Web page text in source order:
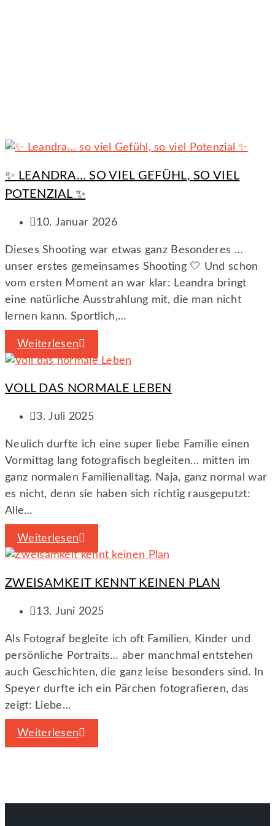
✨ LEANDRA… SO VIEL GEFÜHL, SO VIEL
POTENZIAL ✨
10. Januar 2026
Dieses Shooting war etwas ganz Besonderes …
unser erstes gemeinsames Shooting 🤍 Und schon
vom ersten Moment an war klar: Leandra bringt
eine natürliche Ausstrahlung mit, die man nicht
lernen kann. Sportlich,…
Weiterlesen
VOLL DAS NORMALE LEBEN
3. Juli 2025
Neulich durfte ich eine super liebe Familie einen
Vormittag lang fotografisch begleiten… mitten im
ganz normalen Familienalltag. Naja, ganz normal war
es nicht, denn sie haben sich richtig rausgeputzt:
Alle…
Weiterlesen
ZWEISAMKEIT KENNT KEINEN PLAN
13. Juni 2025
Als Fotograf begleite ich oft Familien, Kinder und
persönliche Portraits… aber manchmal entstehen
auch Geschichten, die ganz leise besonders sind. In
Speyer durfte ich ein Pärchen fotografieren, das
zeigt: Liebe…
Weiterlesen